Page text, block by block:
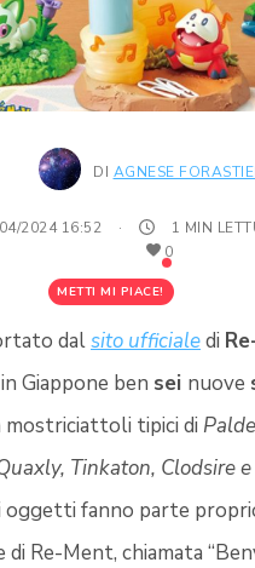
DI AGNESE
2024 16:52 · 1 MIN
METTI MI PIACE!
0
dalsito ufficialedi
Giappone ben sei nuove
mostriciattoli tipici di
Tinkaton, Clodsire
oggetti fanno parte
di Re-Ment, chiamata